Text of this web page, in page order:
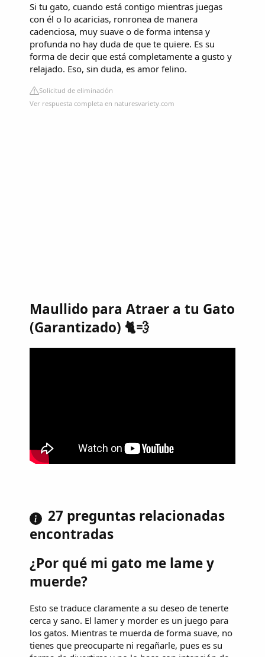
Si tu gato, cuando está contigo mientras juegas
con él o lo acaricias, ronronea de manera
cadenciosa, muy suave o de forma intensa y
profunda no hay duda de que te quiere. Es su
forma de decir que está completamente a gusto y
relajado. Eso, sin duda, es amor felino.
Solicitud de eliminación
Ver respuesta completa en naturesvariety.com
Maullido para Atraer a tu Gato
(Garantizado) 🐈💨
27 preguntas relacionadas
encontradas
¿Por qué mi gato me lame y
muerde?
Esto se traduce claramente a su deseo de tenerte
cerca y sano. El lamer y morder es un juego para
los gatos. Mientras te muerda de forma suave, no
tienes que preocuparte ni regañarle, pues es su